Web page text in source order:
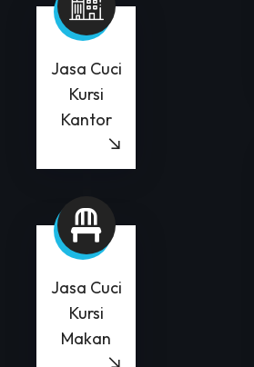
Jasa Cuci
Kursi
Kantor
Jasa Cuci
Kursi
Makan